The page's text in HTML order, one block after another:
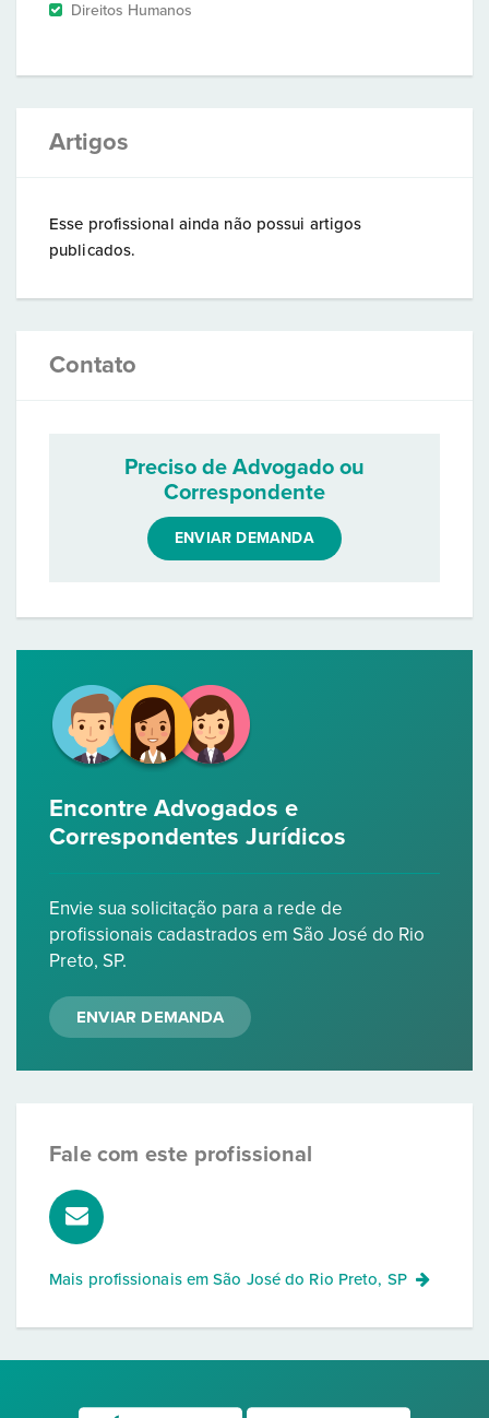
Direitos Humanos
Artigos
Esse profissional ainda não possui artigos
publicados.
Contato
Preciso de Advogado ou
Correspondente
ENVIAR DEMANDA
Encontre Advogados e
Correspondentes Jurídicos
Envie sua solicitação para a rede de
profissionais cadastrados em São José do Rio
Preto, SP.
ENVIAR DEMANDA
Fale com este profissional
Mais profissionais emSão José do Rio Preto, SP